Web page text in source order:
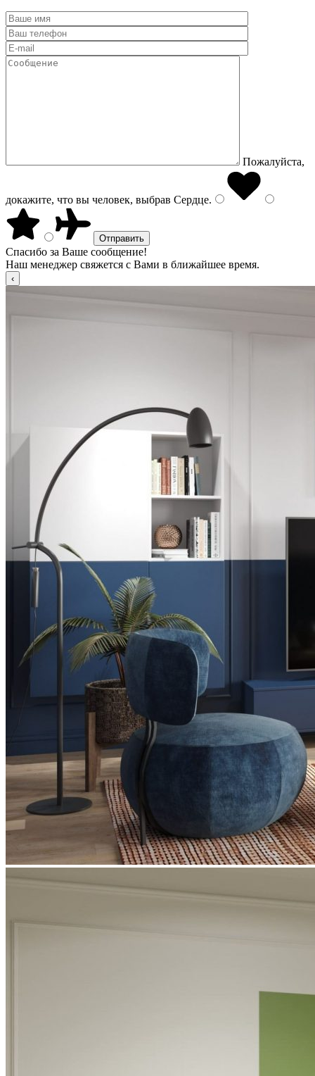
Пожалуйста,
докажите, что вы человек, выбрав Сердце.
Спасибо за Ваше сообщение!
Наш менеджер свяжется с Вами в ближайшее время.